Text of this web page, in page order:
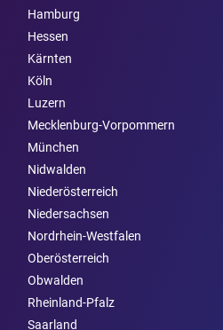
Hamburg
Hessen
Kärnten
Köln
Luzern
Mecklenburg-Vorpommern
München
Nidwalden
Nieder­österreich
Niedersachsen
Nordrhein-Westfalen
Ober­österreich
Obwalden
Rheinland-Pfalz
Saarland